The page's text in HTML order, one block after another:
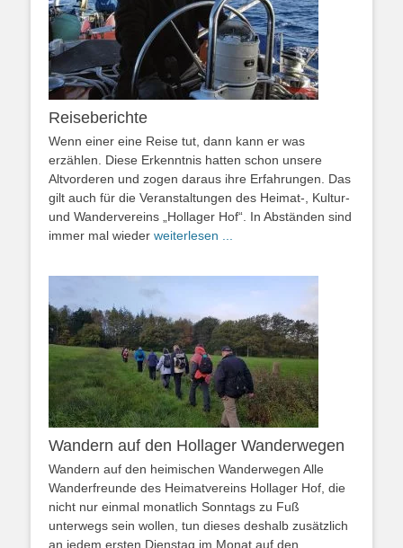
Reiseberichte
Wenn einer eine Reise tut, dann kann er was
erzählen. Diese Erkenntnis hatten schon unsere
Altvorderen und zogen daraus ihre Erfahrungen. Das
gilt auch für die Veranstaltungen des Heimat-, Kultur-
und Wandervereins „Hollager Hof“. In Abständen sind
immer mal wieder weiterlesen ...
Wandern auf den Hollager Wanderwegen
Wandern auf den heimischen Wanderwegen Alle
Wanderfreunde des Heimatvereins Hollager Hof, die
nicht nur einmal monatlich Sonntags zu Fuß
unterwegs sein wollen, tun dieses deshalb zusätzlich
an jedem ersten Dienstag im Monat auf den